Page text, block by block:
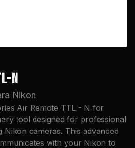
N
Nikon
Air Remote TTL - N for
tool designed for professional
Nikon cameras. This advanced
with your Nikon to